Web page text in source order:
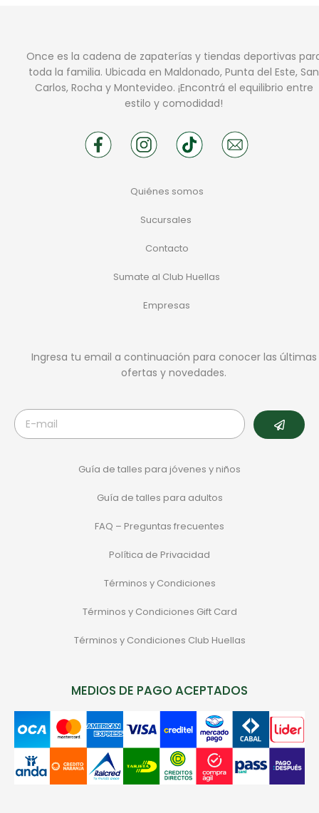
Once es la cadena de zapaterías y tiendas deportivas
toda la familia. Ubicada en Maldonado, Punta del Este, San
Carlos, Rocha y Montevideo. ¡Encontrá el equilibrio entre
estilo y comodidad!
Quiénes somos
Sucursales
Contacto
Sumate al Club Huellas
Empresas
Ingresa tu email a continuación para conocer las últimas
ofertas y novedades.
Guía de talles para jóvenes y niños
Guía de talles para adultos
FAQ – Preguntas frecuentes
Política de Privacidad
Términos y Condiciones
Términos y Condiciones Gift Card
Términos y Condiciones Club Huellas
MEDIOS DE PAGO ACEPTADOS